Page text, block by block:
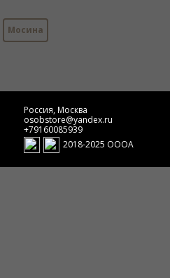
Мосина
Россия, Москва
osobstore@yandex.ru
+79160085939
2018-2025 ОООА